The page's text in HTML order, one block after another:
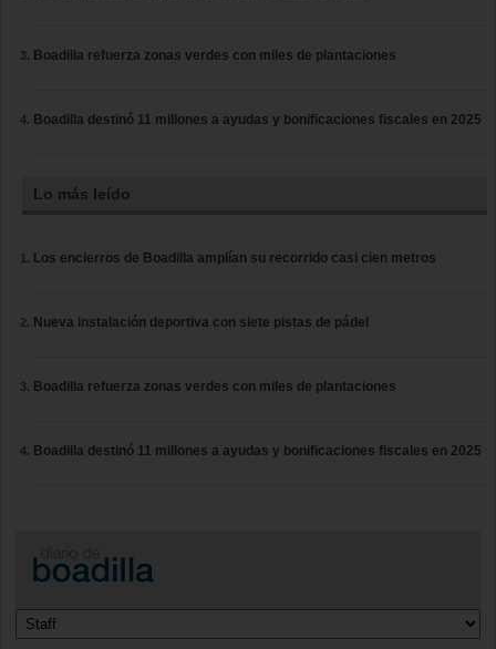
Boadilla refuerza zonas verdes con miles de plantaciones
Boadilla destinó 11 millones a ayudas y bonificaciones fiscales en 2025
Lo más leído
Los encierros de Boadilla amplían su recorrido casi cien metros
Nueva instalación deportiva con siete pistas de pádel
Boadilla refuerza zonas verdes con miles de plantaciones
Boadilla destinó 11 millones a ayudas y bonificaciones fiscales en 2025